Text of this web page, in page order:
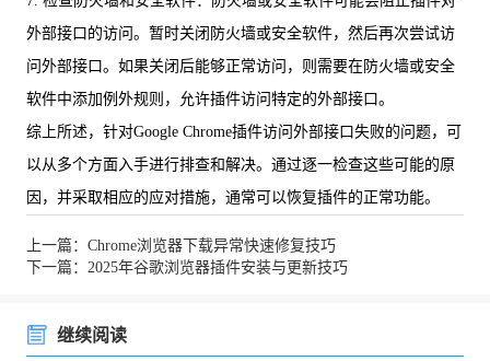
外部接口的访问。暂时关闭防火墙或安全软件，然后再次尝试访
问外部接口。如果关闭后能够正常访问，则需要在防火墙或安全
软件中添加例外规则，允许插件访问特定的外部接口。
综上所述，针对Google Chrome插件访问外部接口失败的问题，可
以从多个方面入手进行排查和解决。通过逐一检查这些可能的原
因，并采取相应的应对措施，通常可以恢复插件的正常功能。
上一篇：Chrome浏览器下载异常快速修复技巧
下一篇：2025年谷歌浏览器插件安装与更新技巧
继续阅读